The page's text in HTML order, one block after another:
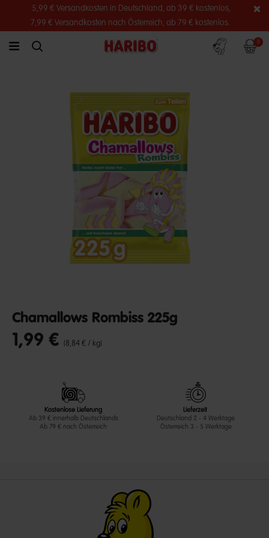
5,99 € Versandkosten in Deutschland, ab 39 € kostenlos,
7,99 € Versandkosten nach Österreich, ab 79 € kostenlos.
link.header.menu.label
simplesearch.search.label
Konto 0
Chamallows Rombiss 225g
undefined out of 5 Customer Rating
1,99 € (8,84 € / kg)
Kostenlose Lieferung
Ab 39 € innerhalb Deutschlands
Ab 79 € nach Österreich
Lieferzeit
Deutschland 2 - 4 Werktage
Österreich 3 - 5 Werktage